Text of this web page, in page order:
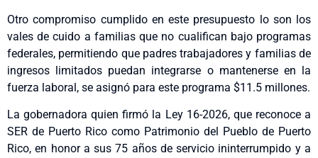
Otro compromiso cumplido en este presupuesto lo son los
vales de cuido a familias que no cualifican bajo programas
federales, permitiendo que padres trabajadores y familias de
ingresos limitados puedan integrarse o mantenerse en la
fuerza laboral, se asignó para este programa $11.5 millones.
La gobernadora quien firmó la Ley 16-2026, que reconoce a
SER de Puerto Rico como Patrimonio del Pueblo de Puerto
Rico, en honor a sus 75 años de servicio ininterrumpido y a